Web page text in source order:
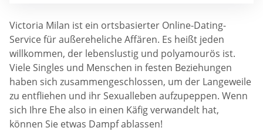
Victoria Milan ist ein ortsbasierter Online-Dating-
Service für außereheliche Affären. Es heißt jeden
willkommen, der lebenslustig und polyamourös ist.
Viele Singles und Menschen in festen Beziehungen
haben sich zusammengeschlossen, um der Langeweile
zu entfliehen und ihr Sexualleben aufzupeppen. Wenn
sich Ihre Ehe also in einen Käfig verwandelt hat,
können Sie etwas Dampf ablassen!